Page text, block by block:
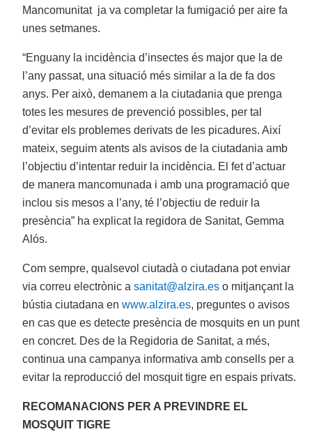
Mancomunitat ja va completar la fumigació per aire fa
unes setmanes.
“Enguany la incidència d’insectes és major que la de
l’any passat, una situació més similar a la de fa dos
anys. Per això, demanem a la ciutadania que prenga
totes les mesures de prevenció possibles, per tal
d’evitar els problemes derivats de les picadures. Així
mateix, seguim atents als avisos de la ciutadania amb
l’objectiu d’intentar reduir la incidència. El fet d’actuar
de manera mancomunada i amb una programació que
inclou sis mesos a l’any, té l’objectiu de reduir la
presència” ha explicat la regidora de Sanitat, Gemma
Alós.
Com sempre, qualsevol ciutadà o ciutadana pot enviar
via correu electrònic asanitat@alzira.es o mitjançant la
bústia ciutadana enwww.alzira.es, preguntes o avisos
en cas que es detecte presència de mosquits en un punt
en concret. Des de la Regidoria de Sanitat, a més,
continua una campanya informativa amb consells per a
evitar la reproducció del mosquit tigre en espais privats.
RECOMANACIONS PER A PREVINDRE EL
MOSQUIT TIGRE